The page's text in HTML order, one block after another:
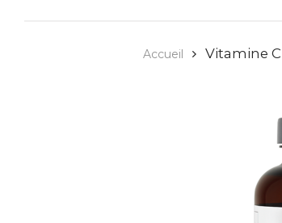
Accueil Vitamine C